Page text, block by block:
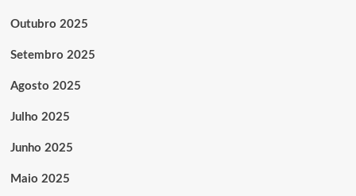
Outubro 2025
Setembro 2025
Agosto 2025
Julho 2025
Junho 2025
Maio 2025